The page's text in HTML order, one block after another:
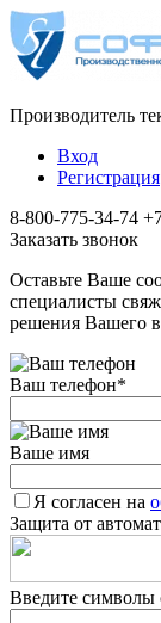
Производитель
Вход
Регистрация
8-800-775-34-74
Заказать звонок
Оставьте Ваше
специалисты
решения Вашего
Ваш телефон*
Ваше имя
Я согласен на
Защита от
Введите символы